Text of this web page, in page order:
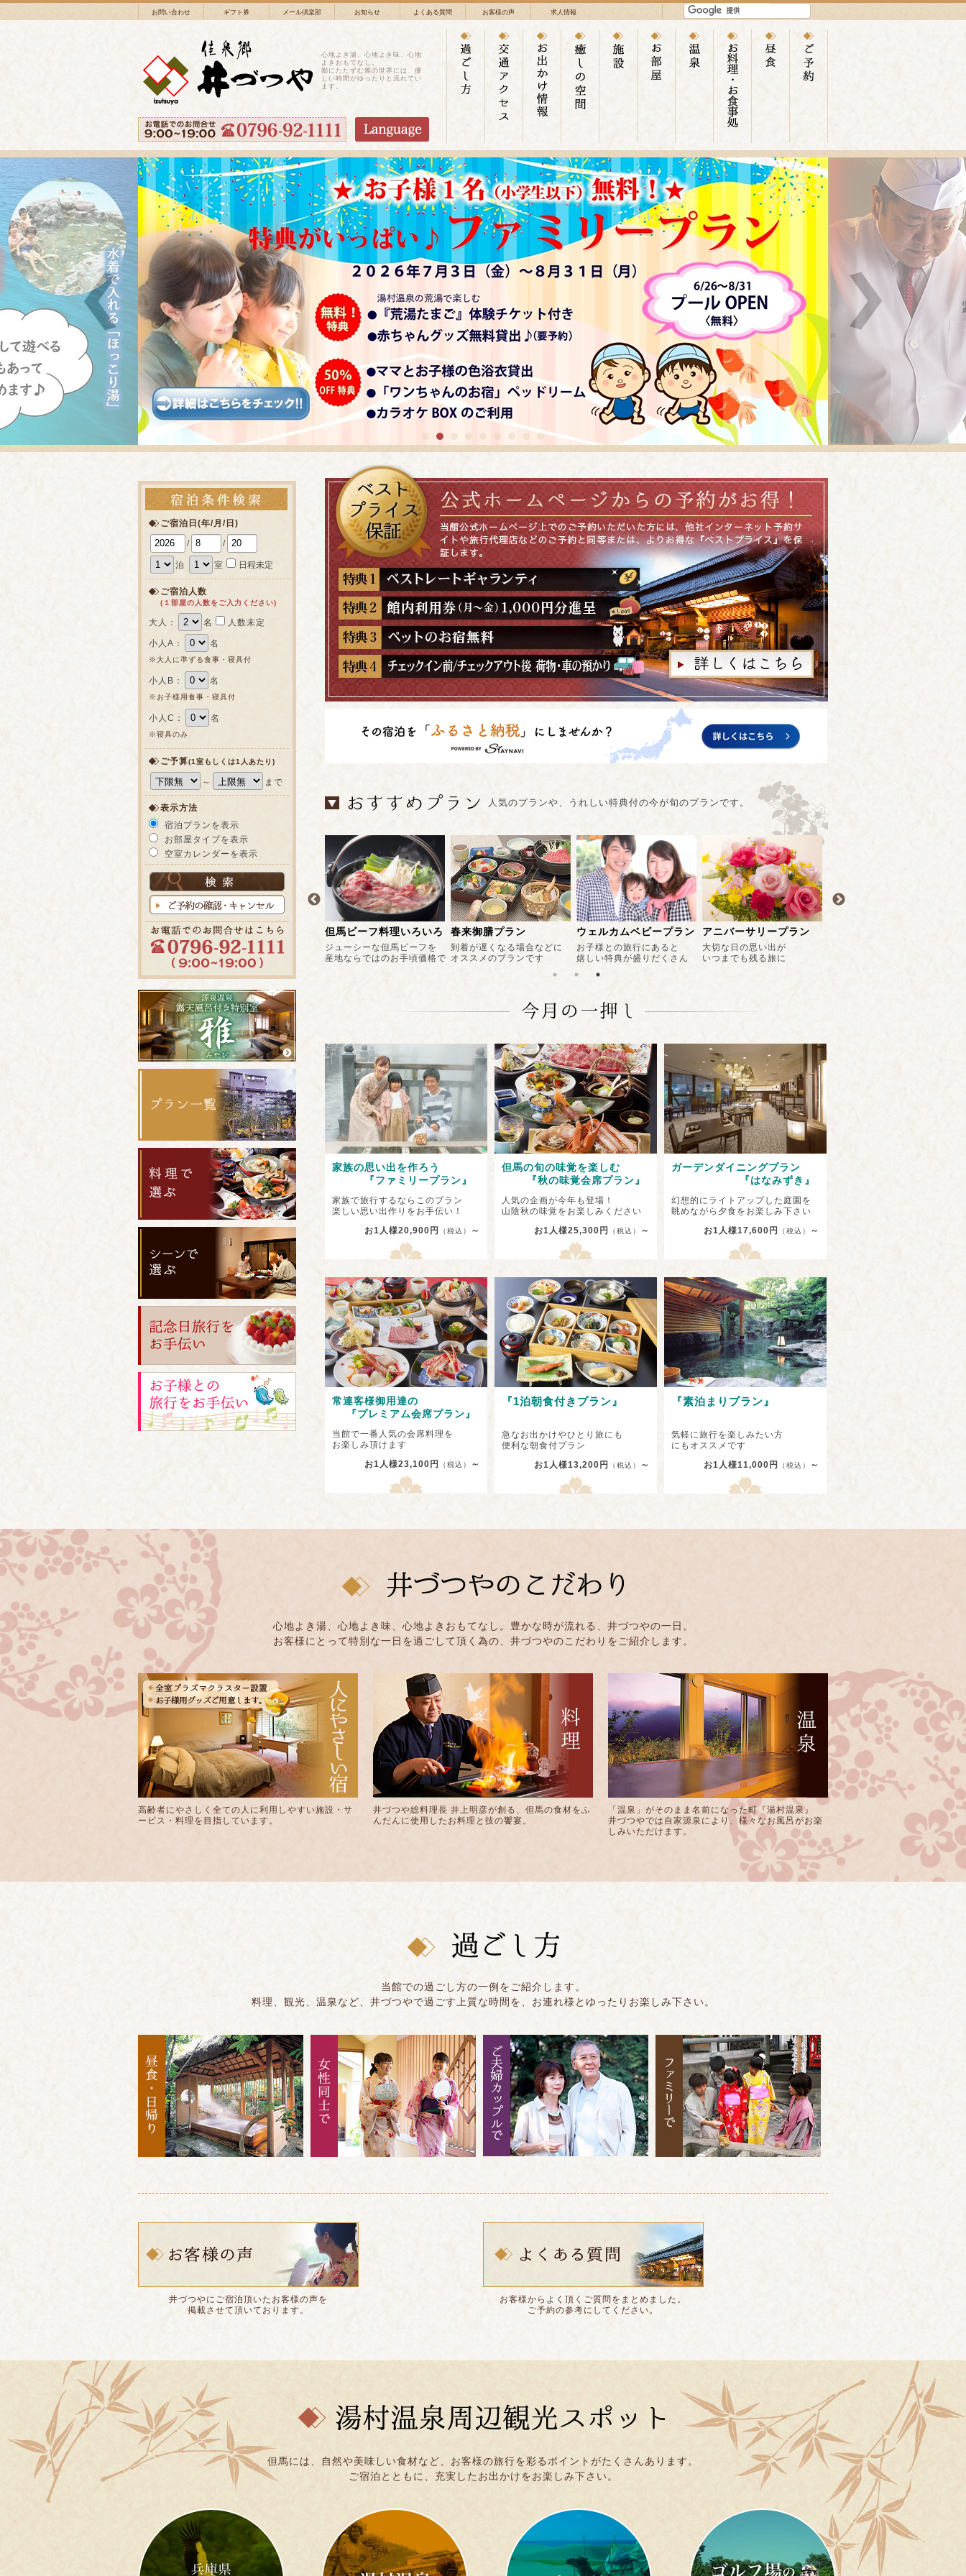
お問い合わせ ギフト券 メール倶楽部 お知らせ よくある質問 お客様の声 求人情報
心地よき湯、心地よき味、心地
よきおもてなし。
鄙にたたずむ雅の世界には、優
しい時間がゆったりと流れてい
ます。
人気のプランや、うれしい特典付の今が旬のプランです。
但馬ビーフ料理いろいろ
ジューシーな但馬ビーフを
産地ならではのお手頃価格で
春来御膳プラン
到着が遅くなる場合などに
オススメのプランです
ウェルカムベビープラン
お子様との旅行にあると
嬉しい特典が盛りだくさん
アニバーサリープラン
大切な日の思い出が
いつまでも残る旅に
女子会プラン
女性に嬉しい特典いっぱい
楽しい旅でストレス発散☆
Wスープ鍋会席
浜坂地えびと但馬ビーフを
こだわりのWスープ鍋で
家族の思い出を作ろう
『ファミリープラン』
家族で旅行するならこのプラン
楽しい思い出作りをお手伝い！
お1人様20,900円
（税込） ～
但馬の旬の味覚を楽しむ
『秋の味覚会席プラン』
人気の企画が今年も登場！
山陰秋の味覚をお楽しみください
お1人様25,300円
（税込） ～
ガーデンダイニングプラン
『はなみずき 』
幻想的にライトアップした庭園を
眺めながら夕食をお楽しみ下さい
お1人様17,600円
（税込） ～
常連客様御用達の
『プレミアム会席プラン』
当館で一番人気の会席料理を
お楽しみ頂けます
お1人様23,100円
（税込） ～
『1泊朝食付きプラン』
急なお出かけやひとり旅にも
便利な朝食付プラン
お1人様13,200円
（税込） ～
『素泊まりプラン』
気軽に旅行を楽しみたい方
にもオススメです
お1人様11,000円
（税込） ～
ご宿泊日(年/月/日)
/
/
泊 室 日程未定
ご宿泊人数
(１部屋の人数をご入力ください)
大人： 名 人数未定
小人A： 名
※大人に準ずる食事・寝具付
小人B： 名
※お子様用食事・寝具付
小人C： 名
※寝具のみ
ご予算(1室もしくは1人あたり)
～ まで
表示方法
宿泊プランを表示
お部屋タイプを表示
空室カレンダーを表示
心地よき湯、心地よき味、心地よきおもてなし。豊かな時が流れる、井づつやの一日。
お客様にとって特別な一日を過ごして頂く為の、井づつやのこだわりをご紹介します。
高齢者にやさしく全ての人に利用しやすい施設・サ
ービス・料理を目指しています。
井づつや総料理長 井上明彦が創る、但馬の食材をふ
んだんに使用したお料理と技の饗宴。
「温泉」がそのまま名前になった町『湯村温泉』
井づつやでは自家源泉により、様々なお風呂がお楽
しみいただけます。
当館での過ごし方の一例をご紹介します。
料理、観光、温泉など、井づつやで過ごす上質な時間を、お連れ様とゆったりお楽しみ下さい。
井づつやにご宿泊頂いたお客様の声を
掲載させて頂いております。
お客様からよく頂くご質問をまとめました。
ご予約の参考にしてください。
但馬には、自然や美味しい食材など、お客様の旅行を彩るポイントがたくさんあります。
ご宿泊とともに、充実したお出かけをお楽しみ下さい。